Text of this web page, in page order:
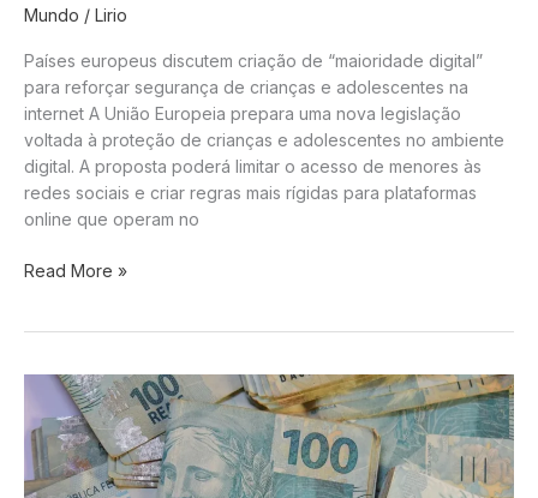
Cultural
Mundo / Lirio
Países europeus discutem criação de “maioridade digital”
para reforçar segurança de crianças e adolescentes na
internet A União Europeia prepara uma nova legislação
voltada à proteção de crianças e adolescentes no ambiente
digital. A proposta poderá limitar o acesso de menores às
redes sociais e criar regras mais rígidas para plataformas
online que operam no
União
lei
proteger
crianças
online
Read More »